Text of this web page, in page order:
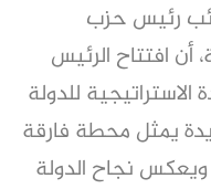
رئيس حزب
أن افتتاح الرئيس
للدولة
يمثل محطة فارقة
ويعكس نجاح الدولة